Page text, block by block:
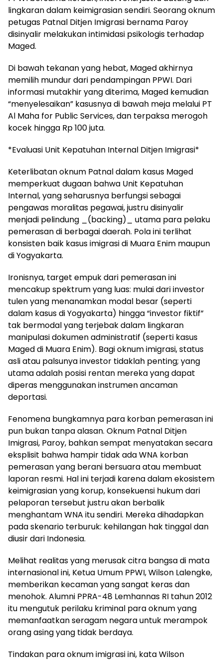
lingkaran dalam keimigrasian sendiri. Seorang oknum
petugas Patnal Ditjen Imigrasi bernama Paroy
disinyalir melakukan intimidasi psikologis terhadap
Maged.
Di bawah tekanan yang hebat, Maged akhirnya
memilih mundur dari pendampingan PPWI. Dari
informasi mutakhir yang diterima, Maged kemudian
“menyelesaikan” kasusnya di bawah meja melalui PT
Al Maha for Public Services, dan terpaksa merogoh
kocek hingga Rp 100 juta.
*Evaluasi Unit Kepatuhan Internal Ditjen Imigrasi*
Keterlibatan oknum Patnal dalam kasus Maged
memperkuat dugaan bahwa Unit Kepatuhan
Internal, yang seharusnya berfungsi sebagai
pengawas moralitas pegawai, justru disinyalir
menjadi pelindung _(backing)_ utama para pelaku
pemerasan di berbagai daerah. Pola ini terlihat
konsisten baik kasus imigrasi di Muara Enim maupun
di Yogyakarta.
Ironisnya, target empuk dari pemerasan ini
mencakup spektrum yang luas: mulai dari investor
tulen yang menanamkan modal besar (seperti
dalam kasus di Yogyakarta) hingga “investor fiktif”
tak bermodal yang terjebak dalam lingkaran
manipulasi dokumen administratif (seperti kasus
Maged di Muara Enim). Bagi oknum imigrasi, status
asli atau palsunya investor tidaklah penting; yang
utama adalah posisi rentan mereka yang dapat
diperas menggunakan instrumen ancaman
deportasi.
Fenomena bungkamnya para korban pemerasan ini
pun bukan tanpa alasan. Oknum Patnal Ditjen
Imigrasi, Paroy, bahkan sempat menyatakan secara
eksplisit bahwa hampir tidak ada WNA korban
pemerasan yang berani bersuara atau membuat
laporan resmi. Hal ini terjadi karena dalam ekosistem
keimigrasian yang korup, konsekuensi hukum dari
pelaporan tersebut justru akan berbalik
menghantam WNA itu sendiri. Mereka dihadapkan
pada skenario terburuk: kehilangan hak tinggal dan
diusir dari Indonesia.
Melihat realitas yang merusak citra bangsa di mata
internasional ini, Ketua Umum PPWI, Wilson Lalengke,
memberikan kecaman yang sangat keras dan
menohok. Alumni PPRA-48 Lemhannas RI tahun 2012
itu mengutuk perilaku kriminal para oknum yang
memanfaatkan seragam negara untuk merampok
orang asing yang tidak berdaya.
Tindakan para oknum imigrasi ini, kata Wilson